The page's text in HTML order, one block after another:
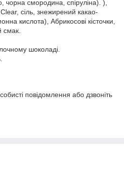
чорна смородина, спіруліна). ),
сіль, знежирений какао-
кислота), Абрикосові кісточки,
смак.
шоколаді.
повідомлення або дзвоніть